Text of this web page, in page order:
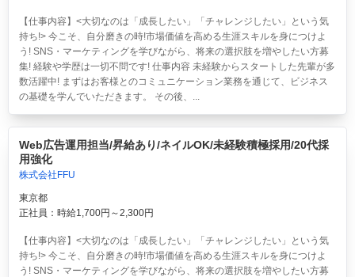
【仕事内容】<大切なのは「成長したい」「チャレンジしたい」という気
持ち!> 今こそ、自分磨きの時!市場価値を高める生涯スキルを身につけよ
う! SNS・マーケティングを学びながら、将来の選択肢を増やしたい方募
集! 経験や学歴は一切不問です! 仕事内容 未経験からスタートした先輩が多
数活躍中! まずはお客様とのコミュニケーション業務を通じて、ビジネス
の基礎を学んでいただきます。 その後、...
Web広告運用担当/昇給あり/ネイルOK/未経験積極採用/20代採
用強化
株式会社FFU
東京都
正社員：時給1,700円～2,300円
【仕事内容】<大切なのは「成長したい」「チャレンジしたい」という気
持ち!> 今こそ、自分磨きの時!市場価値を高める生涯スキルを身につけよ
う! SNS・マーケティングを学びながら、将来の選択肢を増やしたい方募